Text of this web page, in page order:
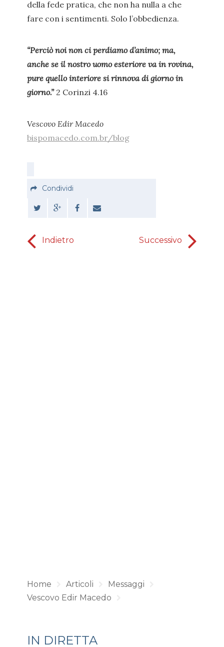
della fede pratica, che non ha nulla a che
fare con i sentimenti. Solo l’obbedienza.
“Perciò noi non ci perdiamo d’animo; ma,
anche se il nostro uomo esteriore va in rovina,
pure quello interiore si rinnova di giorno in
giorno.”2 Corinzi 4.16
Vescovo Edir Macedo
bispomacedo.com.br/blog
Condividi
Indietro Successivo
Home Articoli
Messaggi
Vescovo Edir Macedo
IN DIRETTA